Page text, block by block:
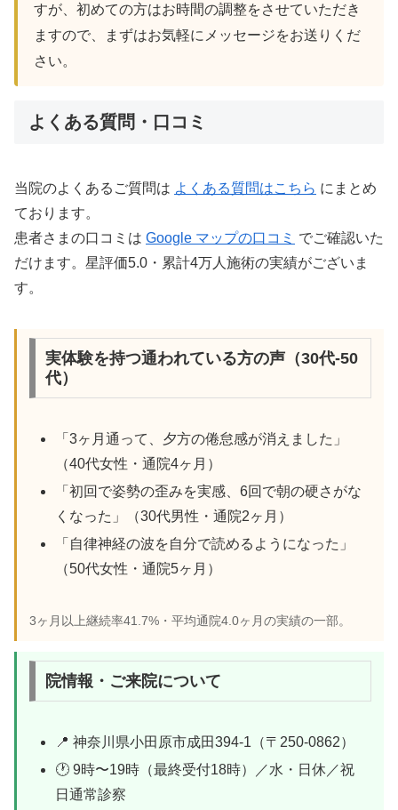
すが、初めての方はお時間の調整をさせていただき
ますので、まずはお気軽にメッセージをお送りくだ
さい。
よくある質問・口コミ
当院のよくあるご質問は よくある質問はこちら にまとめ
ております。
患者さまの口コミは Google マップの口コミ でご確認いた
だけます。星評価5.0・累計4万人施術の実績がございま
す。
実体験を持つ通われている方の声（30代-50
代）
「3ヶ月通って、夕方の倦怠感が消えました」
（40代女性・通院4ヶ月）
「初回で姿勢の歪みを実感、6回で朝の硬さがな
くなった」（30代男性・通院2ヶ月）
「自律神経の波を自分で読めるようになった」
（50代女性・通院5ヶ月）
3ヶ月以上継続率41.7%・平均通院4.0ヶ月の実績の一部。
院情報・ご来院について
📍 神奈川県小田原市成田394-1（〒250-0862）
🕐 9時〜19時（最終受付18時）／水・日休／祝
日通常診察